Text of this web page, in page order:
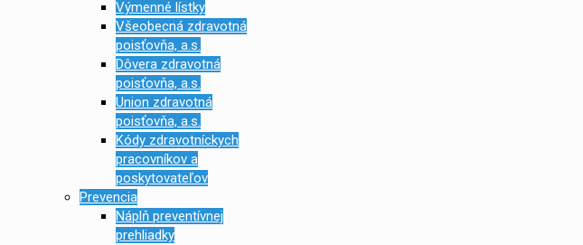
Výmenné lístky
Všeobecná zdravotná
poisťovňa, a.s.
Dôvera zdravotná
poisťovňa, a.s.
Union zdravotná
poisťovňa, a.s.
Kódy zdravotníckych
pracovníkov a
poskytovateľov
Prevencia
Náplň preventívnej
prehliadky